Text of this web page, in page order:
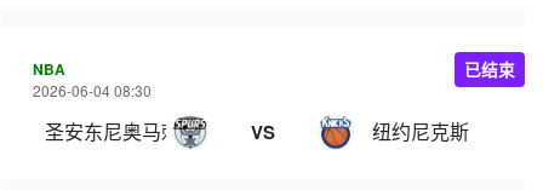
NBA
2026-06-04 08:30
圣安东尼奥马刺 VS 纽约尼克斯
已结束